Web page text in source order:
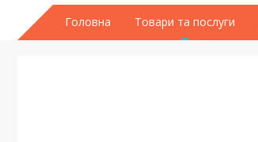
Головна Товари та послуги